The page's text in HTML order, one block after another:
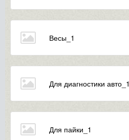
Весы_1
Для диагностики авто_1
Для пайки_1